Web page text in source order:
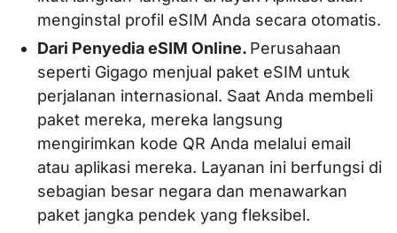
menginstal profil eSIM Anda secara otomatis.
Dari Penyedia eSIM Online. Perusahaan
seperti Gigago menjual paket eSIM untuk
perjalanan internasional. Saat Anda membeli
paket mereka, mereka langsung
mengirimkan kode QR Anda melalui email
atau aplikasi mereka. Layanan ini berfungsi di
sebagian besar negara dan menawarkan
paket jangka pendek yang fleksibel.